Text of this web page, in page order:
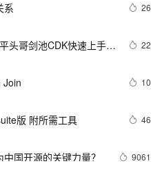
系 26
头哥剑池CDK快速上手指
22
Join 10
版 附所需工具 46
国开源的关键力量？ 9061